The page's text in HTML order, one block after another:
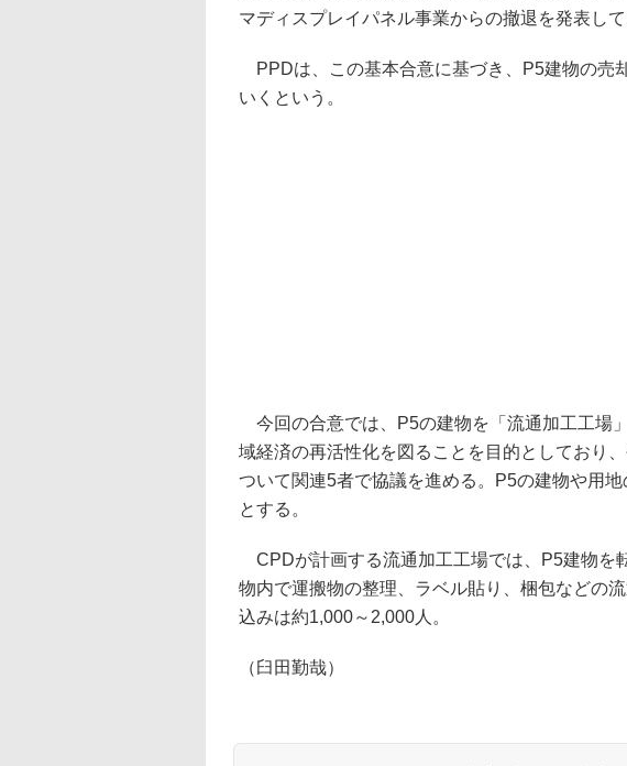
マディスプレイパネル事業からの撤退を発表して
PPDは、この基本合意に基づき、P5建物の売
いくという。
今回の合意では、P5の建物を「流通加工工場
域経済の再活性化を図ることを目的としており
ついて関連5者で協議を進める。P5の建物や用
とする。
CPDが計画する流通加工工場では、P5建物を
物内で運搬物の整理、ラベル貼り、梱包などの
込みは約1,000～2,000人。
（臼田勤哉）